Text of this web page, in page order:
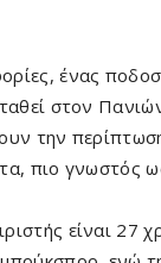
ένας
στον
την
πιο γνωστός
είναι 27